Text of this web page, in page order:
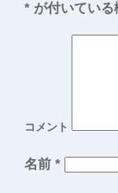
* が付いてい
コメント
名前 *